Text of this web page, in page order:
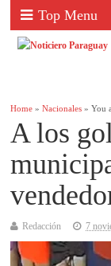
Top Menu
Home »Nacionales » You
A los
Redacción 7